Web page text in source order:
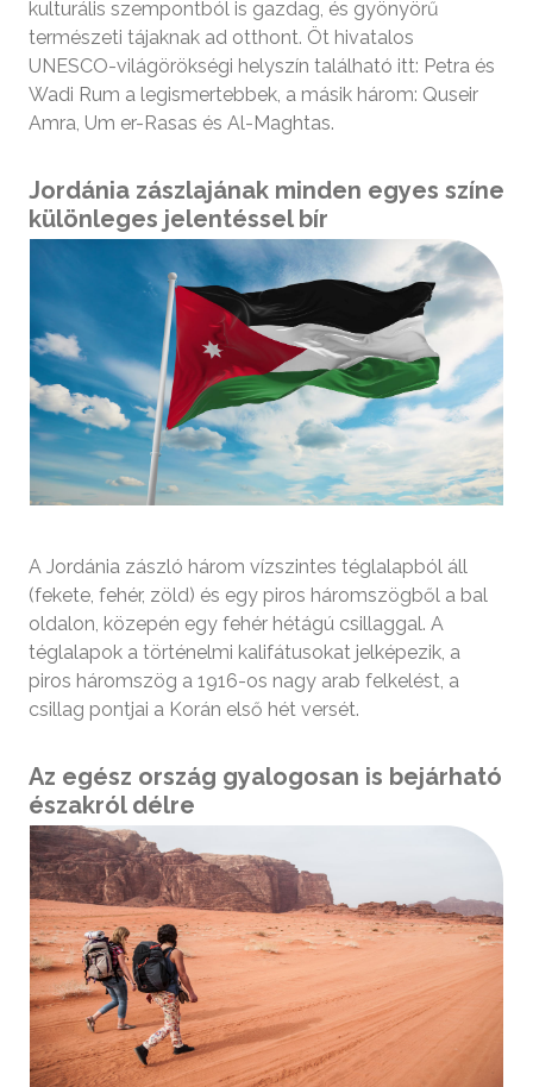
kulturális szempontból is gazdag, és gyönyörű
természeti tájaknak ad otthont. Öt hivatalos
UNESCO-világörökségi helyszín található itt: Petra és
Wadi Rum a legismertebbek, a másik három: Quseir
Amra, Um er-Rasas és Al-Maghtas.
Jordánia zászlajának minden egyes színe
különleges jelentéssel bír
A Jordánia zászló három vízszintes téglalapból áll
(fekete, fehér, zöld) és egy piros háromszögből a bal
oldalon, közepén egy fehér hétágú csillaggal. A
téglalapok a történelmi kalifátusokat jelképezik, a
piros háromszög a 1916-os nagy arab felkelést, a
csillag pontjai a Korán első hét versét.
Az egész ország gyalogosan is bejárható
északról délre